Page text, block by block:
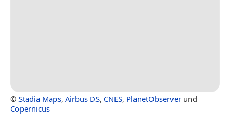
© Stadia Maps, Airbus DS, CNES, PlanetObserver und
Copernicus